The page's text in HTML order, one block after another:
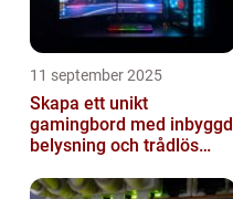
11 september 2025
Skapa ett unikt
gamingbord med inbyggd
belysning och trådlös